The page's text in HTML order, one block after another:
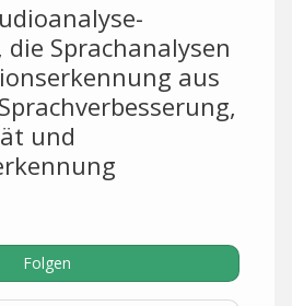
Sprachanalysen
aus
und
Folgen